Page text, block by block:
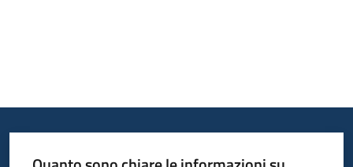
Comunicazione
Menu selezionato